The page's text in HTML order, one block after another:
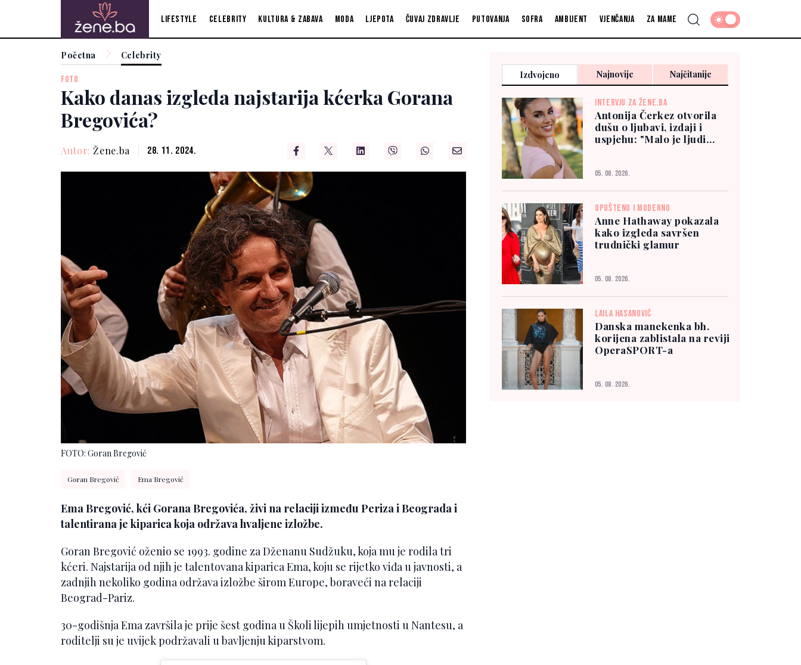
Lifestyle Celebrity Kultura & zabava Moda Ljepota Čuvaj zdravlje Putovanja Sofra Ambijent Vjenčanja Za mame
Početna Celebrity
FOTO
Kako danas izgleda najstarija kćerka Gorana
Bregovića?
Autor: Žene.ba 28. 11. 2024.
FOTO: Goran Bregović
Goran Bregović Ema Bregović
Ema Bregović, kći Gorana Bregovića, živi na relaciji između Periza i Beograda i
talentirana je kiparica koja održava hvaljene izložbe.
Goran Bregović oženio se 1993. godine za Dženanu Sudžuku, koja mu je rodila tri
kćeri. Najstarija od njih je talentovana kiparica Ema, koju se rijetko viđa u javnosti, a
zadnjih nekoliko godina održava izložbe širom Europe, boraveći na relaciji
Beograd-Pariz.
30-godišnja Ema završila je prije šest godina u Školi lijepih umjetnosti u Nantesu, a
roditelji su je uvijek podržavali u bavljenju kiparstvom.
Izdvojeno Najnovije Najčitanije
INTERVJU ZA ŽENE.BA
Antonija Čerkez otvorila
dušu o ljubavi, izdaji i
uspjehu: "Malo je ljudi
05. 08. 2026.
OPUŠTENO I MODERNO
Anne Hathaway pokazala
kako izgleda savršen
trudnički glamur
05. 08. 2026.
LAILA HASANOVIĆ
Danska manekenka bh.
korijena zablistala na reviji
OperaSPORT-a
05. 08. 2026.